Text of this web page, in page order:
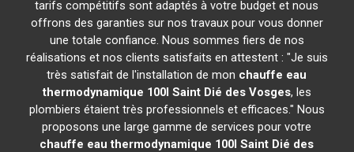
tarifs compétitifs sont adaptés à votre budget et nous
offrons des garanties sur nos travaux pour vous donner
une totale confiance. Nous sommes fiers de nos
réalisations et nos clients satisfaits en attestent : "Je suis
très satisfait de l'installation de mon chauffe eau
thermodynamique 100l Saint Dié des Vosges, les
plombiers étaient très professionnels et efficaces." Nous
proposons une large gamme de services pour votre
chauffe eau thermodynamique 100l Saint Dié des